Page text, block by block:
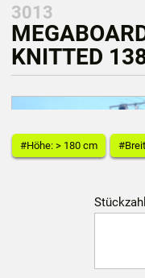
3013
KNITTED
#Höhe: > 180 cm
Stückzahl